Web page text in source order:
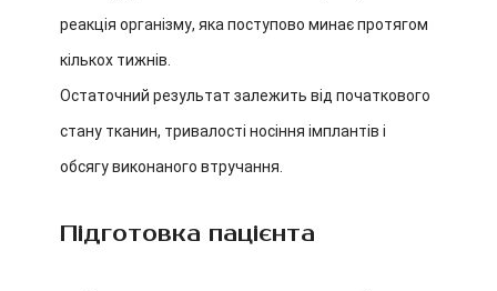
реакція організму, яка поступово минає протягом
кількох тижнів.
Остаточний результат залежить від початкового
стану тканин, тривалості носіння імплантів і
обсягу виконаного втручання.
Підготовка пацієнта